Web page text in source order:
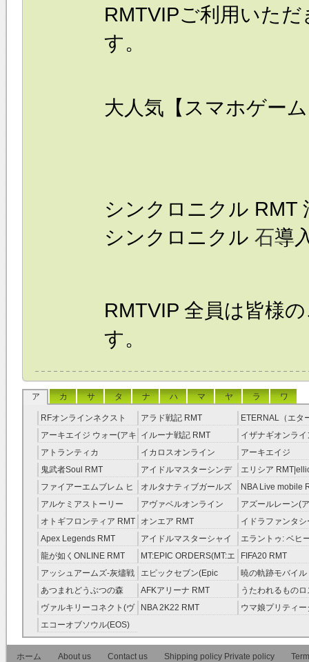
RMTVIPご利用いた
す。
大人気【スマホゲー
シンクロニクル RMT
シンクロニクル 石導
RMTVIP 全員は皆様
す。
ア カ サ タ ナ ハ マ ヤ ラ ワ
RFオンラインネクスト
RMT
アラド戦記 RMT
ETERNAL（エタ
RMT
アーキエイジ ウォー(アキ
ウオ) RMT
イルーナ戦記 RMT
イザナギオンライ
アトランティカ
RMT|Atlantica RMT
イカロスオンライン
RMT（予約制）
アーキエイジ
RMT|ArcheAge
約制）
鬼武者Soul RMT
アイドルマスターシンデ
レラガールズ(モバマス)
RMT
エリシア
RMT
ファイアーエムブレム ヒ
ーローズ(FEヒーローズ)
RMT
オルタナティブガールズ
RMT
NBA Live mobile
アルケミアストーリー
（アルスト） RMT
アヴァベルオンライン
RMT
アズールレーン(
RMT
オトギフロンティア RMT オンエア RMT
イドラファンタシ
ーサーガ RMT
Apex Legends RMT
アイドルマスターシャイ
ニーカラーズ(シャニマス)
RMT
エラントゥ: ベヒ
ピリット RMT
龍が如くONLINE RMT
MT:EPIC ORDERS(MT:エ
ピック・オーダーズ)
RMT
FIFA20 RMT
アッシュアームズ‐灰燼戦
線 RMT
エピックセブン(Epic
Seven) RMT
暁の軌跡モバイル
伝説 ） RMT
あつまれどうぶつの森
RMT
AFKアリーナ RMT
うたわれるもの
ラグ(ロスフラ)
ヴァルキリーコネクト(ヴ
ァルコネ) RMT
NBA 2K22 RMT
ウマ娘プリティー
エコーオブソウル(EOS)
RMT
ホーム
About us Contact us Shipping policy Private policy